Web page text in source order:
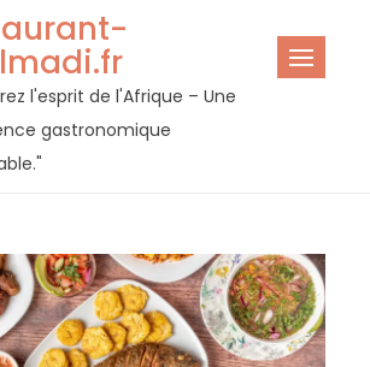
l'esprit de l'Afrique – Une
gastronomique